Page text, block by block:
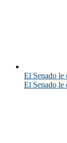
El Senado le
El Senado le